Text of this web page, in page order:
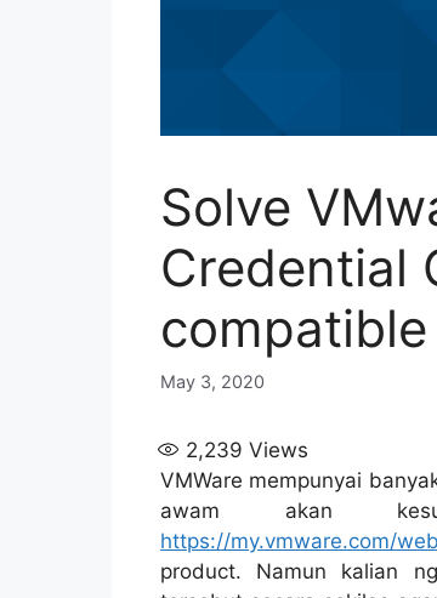
Solve
Credential
compatible
May 3, 2020
2,239 Views
VMWare mempunyai
awam akan
https://my.vmware.com/
product. Namun kalian